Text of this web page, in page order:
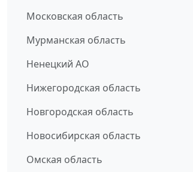
Московская область
Мурманская область
Ненецкий АО
Нижегородская область
Новгородская область
Новосибирская область
Омская область